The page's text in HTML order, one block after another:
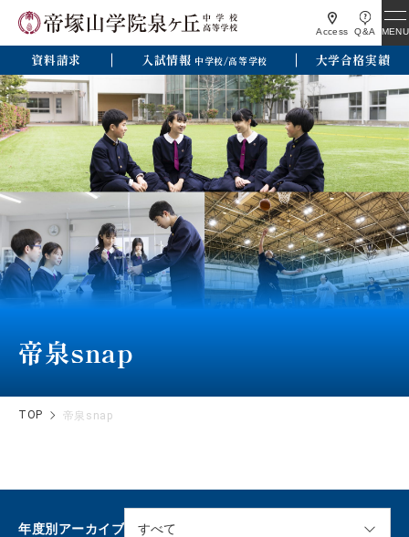
Access Q&A MENU
資料請求 入試情報 中学校/高等学校 大学合格実績
帝泉snap
TOP 帝泉snap
年度別アーカイブ